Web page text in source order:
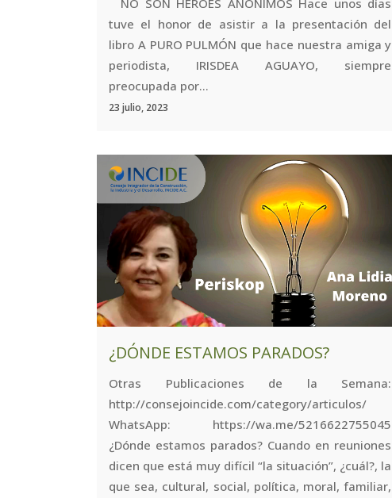
NO SON HÉROES ANÓNIMOS Hace unos días
tuve el honor de asistir a la presentación del
libro A PURO PULMÓN que hace nuestra amiga y
periodista, IRISDEA AGUAYO, siempre
preocupada por...
23 julio, 2023
¿DÓNDE ESTAMOS PARADOS?
Otras Publicaciones de la Semana:
http://consejoincide.com/category/articulos/
WhatsApp: https://wa.me/5216622755045
¿Dónde estamos parados? Cuando en reuniones
dicen que está muy difícil “la situación”, ¿cuál?, la
que sea, cultural, social, política, moral, familiar,